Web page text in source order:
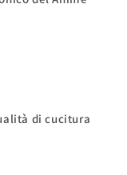
di cucitura